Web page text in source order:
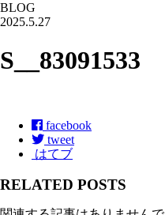
BLOG
2025.5.27
S__83091533
facebook
tweet
はてブ
RELATED POSTS